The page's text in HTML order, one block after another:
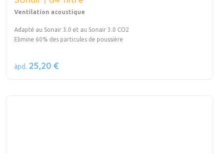
Ventilation acoustique
Adapté au Sonair 3.0 et au Sonair 3.0 CO2
Elimine 60% des particules de poussière
àpd. 25,20 €